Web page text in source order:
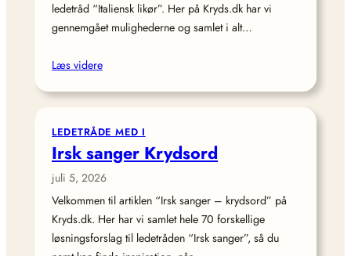
ledetråd “Italiensk likør”. Her på Kryds.dk har vi
gennemgået mulighederne og samlet i alt…
Læs videre
LEDETRÅDE MED I
Irsk sanger Krydsord
juli 5, 2026
Velkommen til artiklen “Irsk sanger – krydsord” på
Kryds.dk. Her har vi samlet hele 70 forskellige
løsningsforslag til ledetråden “Irsk sanger”, så du